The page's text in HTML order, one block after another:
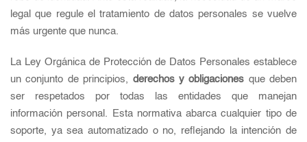
legal que regule el tratamiento de datos personales se vuelve
más urgente que nunca.
La Ley Orgánica de Protección de Datos Personales establece
un conjunto de principios, derechos y obligaciones que deben
ser respetados por todas las entidades que manejan
información personal. Esta normativa abarca cualquier tipo de
soporte, ya sea automatizado o no, reflejando la intención de